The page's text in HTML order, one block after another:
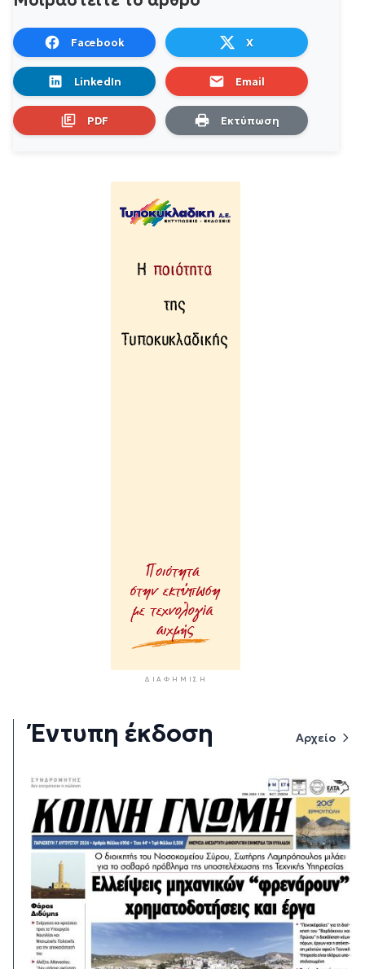
Facebook X
LinkedIn Email
PDF Εκτύπωση
ΔΙΑΦΉΜΙΣΗ
Έντυπη έκδοση Αρχείο